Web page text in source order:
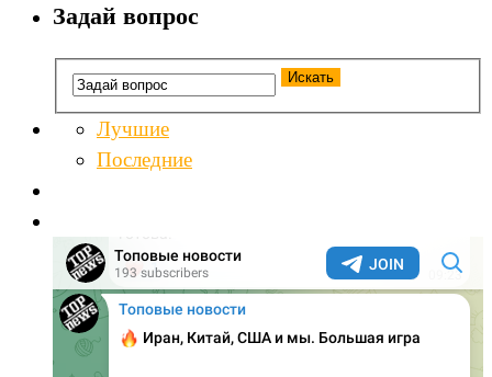
Задай вопрос
Лучшие
Последние